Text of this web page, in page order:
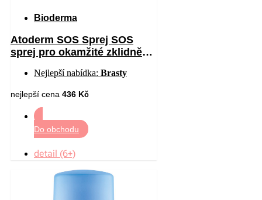
Bioderma
Atoderm SOS Sprej SOS
sprej pro okamžité zklidnění
Nejlepší nabídka: Brasty
nejlepší cena 436 Kč
Do obchodu
detail (6+)